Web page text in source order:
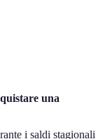
una
i saldi stagionali